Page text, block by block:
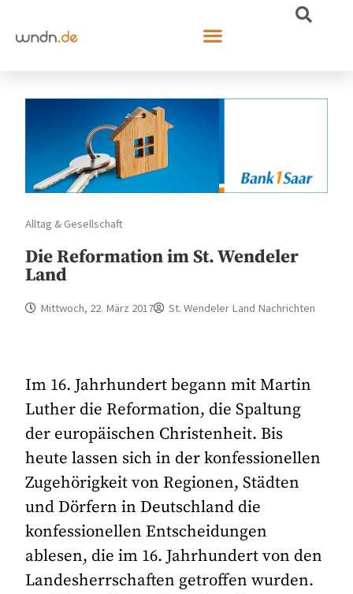
Alltag & Gesellschaft
Die Reformation im St. Wendeler
Land
Mittwoch, 22. März 2017 St. Wendeler Land Nachrichten
Im 16. Jahrhundert begann mit Martin
Luther die Reformation, die Spaltung
der europäischen Christenheit. Bis
heute lassen sich in der konfessionellen
Zugehörigkeit von Regionen, Städten
und Dörfern in Deutschland die
konfessionellen Entscheidungen
ablesen, die im 16. Jahrhundert von den
Landesherrschaften getroffen wurden.